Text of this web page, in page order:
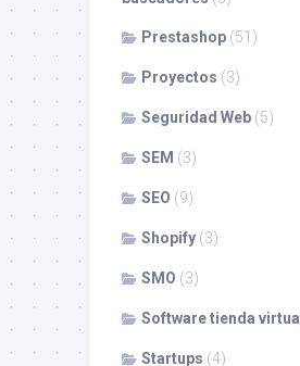
Prestashop(51)
Proyectos (3)
Seguridad Web(5)
SEM (3)
SEO (9)
Shopify(3)
SMO (3)
Software tienda virtual
Startups (4)